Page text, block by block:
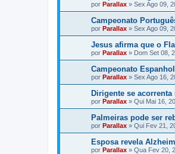
por Parallax » Sex Ago 09,
Campeonato
por Parallax » Sex Ago 09,
Jesus afirma que o
por Parallax » Dom Set 08,
Campeonato
por Parallax » Sex Ago 16,
Dirigente se
por Parallax » Qui Mai 16,
Palmeiras pode ser
por Parallax » Qui Fev 21,
Esposa revela
por Parallax » Qua Fev 20,